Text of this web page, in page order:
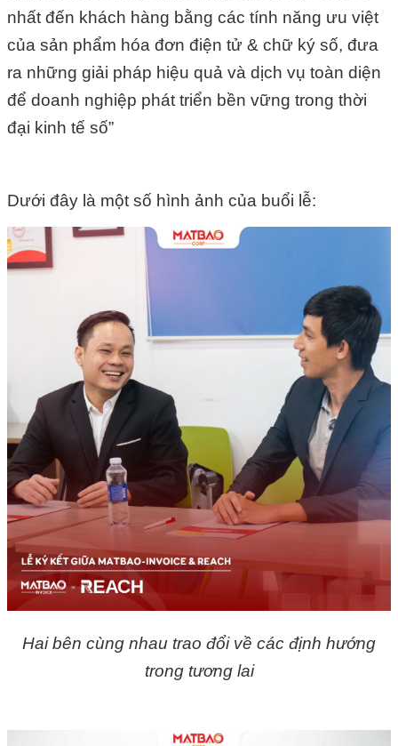
nhất đến khách hàng bằng các tính năng ưu việt
của sản phẩm hóa đơn điện tử & chữ ký số, đưa
ra những giải pháp hiệu quả và dịch vụ toàn diện
để doanh nghiệp phát triển bền vững trong thời
đại kinh tế số”
Dưới đây là một số hình ảnh của buổi lễ:
Hai bên cùng nhau trao đổi về các định hướng
trong tương lai